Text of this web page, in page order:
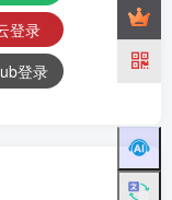
登录
登录